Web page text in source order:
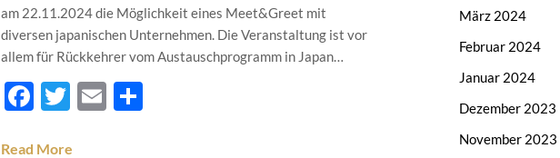
am 22.11.2024 die Möglichkeit eines Meet&Greet mit
diversen japanischen Unternehmen. Die Veranstaltung ist vor
allem für Rückkehrer vom Austauschprogramm in Japan…
Facebook
Twitter
EmailTeilen
Read More
März 2024
Februar 2024
Januar 2024
Dezember 2023
November 2023